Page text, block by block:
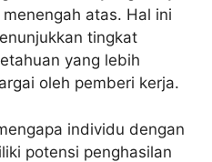
atas. Hal ini
tingkat
yang lebih
oleh pemberi kerja.
individu dengan
potensi penghasilan